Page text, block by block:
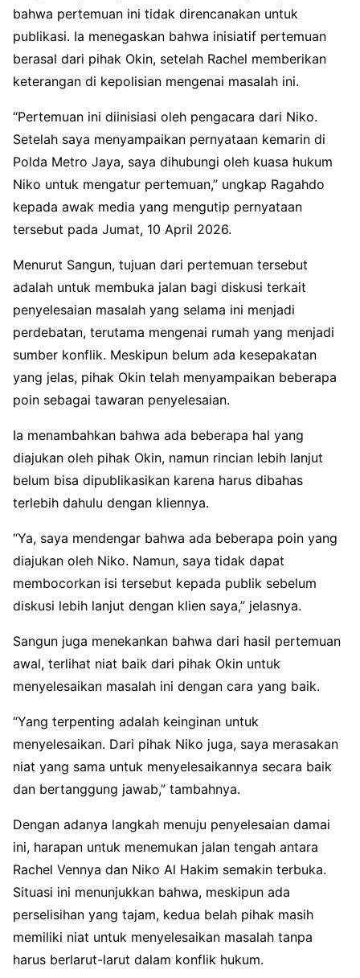
bahwa pertemuan ini tidak direncanakan untuk
publikasi. Ia menegaskan bahwa inisiatif pertemuan
berasal dari pihak Okin, setelah Rachel memberikan
keterangan di kepolisian mengenai masalah ini.
“Pertemuan ini diinisiasi oleh pengacara dari Niko.
Setelah saya menyampaikan pernyataan kemarin di
Polda Metro Jaya, saya dihubungi oleh kuasa hukum
Niko untuk mengatur pertemuan,” ungkap Ragahdo
kepada awak media yang mengutip pernyataan
tersebut pada Jumat, 10 April 2026.
Menurut Sangun, tujuan dari pertemuan tersebut
adalah untuk membuka jalan bagi diskusi terkait
penyelesaian masalah yang selama ini menjadi
perdebatan, terutama mengenai rumah yang menjadi
sumber konflik. Meskipun belum ada kesepakatan
yang jelas, pihak Okin telah menyampaikan beberapa
poin sebagai tawaran penyelesaian.
Ia menambahkan bahwa ada beberapa hal yang
diajukan oleh pihak Okin, namun rincian lebih lanjut
belum bisa dipublikasikan karena harus dibahas
terlebih dahulu dengan kliennya.
“Ya, saya mendengar bahwa ada beberapa poin yang
diajukan oleh Niko. Namun, saya tidak dapat
membocorkan isi tersebut kepada publik sebelum
diskusi lebih lanjut dengan klien saya,” jelasnya.
Sangun juga menekankan bahwa dari hasil pertemuan
awal, terlihat niat baik dari pihak Okin untuk
menyelesaikan masalah ini dengan cara yang baik.
“Yang terpenting adalah keinginan untuk
menyelesaikan. Dari pihak Niko juga, saya merasakan
niat yang sama untuk menyelesaikannya secara baik
dan bertanggung jawab,” tambahnya.
Dengan adanya langkah menuju penyelesaian damai
ini, harapan untuk menemukan jalan tengah antara
Rachel Vennya dan Niko Al Hakim semakin terbuka.
Situasi ini menunjukkan bahwa, meskipun ada
perselisihan yang tajam, kedua belah pihak masih
memiliki niat untuk menyelesaikan masalah tanpa
harus berlarut-larut dalam konflik hukum.